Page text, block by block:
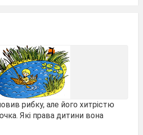
рибку, але його хитрістю
Які права дитини вона